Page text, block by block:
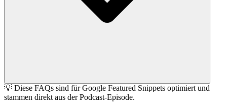
💡 Diese FAQs sind für Google Featured Snippets optimiert und
stammen direkt aus der Podcast-Episode.